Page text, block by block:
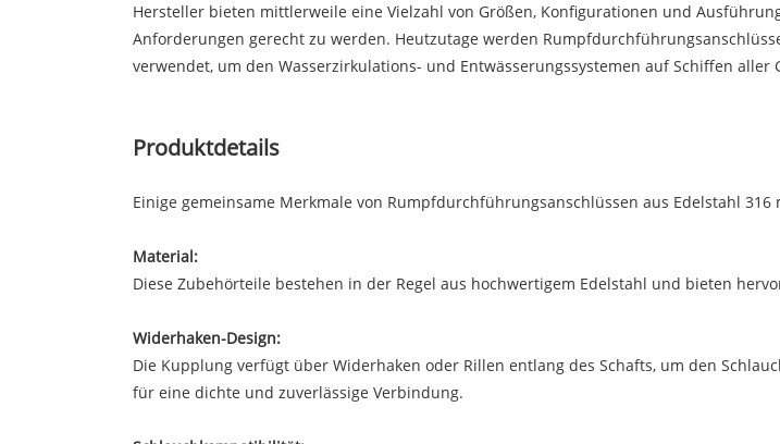
Hersteller bieten mittlerweile eine Vielzahl von Größen, Konfigurationen und
Anforderungen gerecht zu werden. Heutzutage werden
verwendet, um den Wasserzirkulations- und Entwässerungssystemen auf Schiffen
Produktdetails
Einige gemeinsame Merkmale von Rumpfdurchführungsanschlüssen aus Edelstahl
Material:
Diese Zubehörteile bestehen in der Regel aus hochwertigem Edelstahl und bieten
Widerhaken-Design:
Die Kupplung verfügt über Widerhaken oder Rillen entlang des Schafts, um den
für eine dichte und zuverlässige Verbindung.